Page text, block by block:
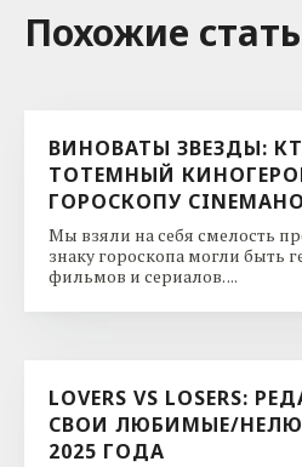
Похожие
ВИНОВАТЫ ЗВЕЗДЫ:
ТОТЕМНЫЙ
ГОРОСКОПУ
Мы взяли на себя смелость
знаку гороскопа могли быть
фильмов и сериалов. ...
LOVERS VS LOSERS:
СВОИ ЛЮБИМЫЕ/
2025 ГОДА